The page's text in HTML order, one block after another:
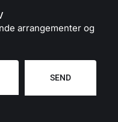
arrangementer og
SEND